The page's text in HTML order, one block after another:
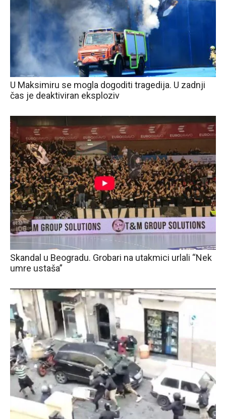
U Maksimiru se mogla dogoditi tragedija. U zadnji
čas je deaktiviran eksploziv
Skandal u Beogradu. Grobari na utakmici urlali “Nek
umre ustaša”